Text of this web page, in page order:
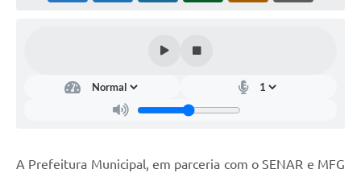
A Prefeitura Municipal, em parceria com o SENAR e MFG